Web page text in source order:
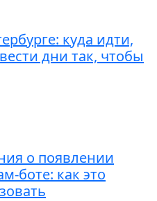
куда идти,
дни так, чтобы
о появлении
боте: как это